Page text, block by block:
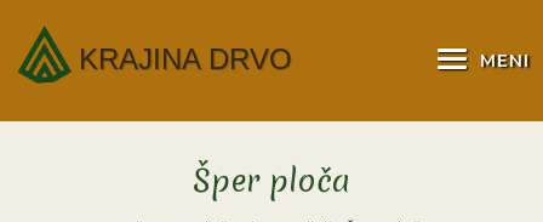
KRAJINA DRVO MENI
Šper ploča